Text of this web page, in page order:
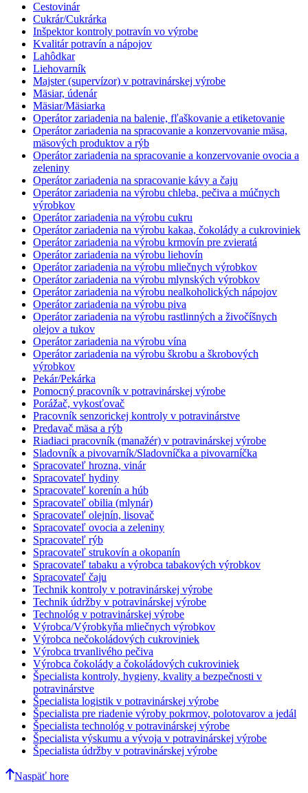
Cestovinár
Cukrár/Cukrárka
Inšpektor kontroly potravín vo výrobe
Kvalitár potravín a nápojov
Lahôdkar
Liehovarník
Majster (supervízor) v potravinárskej výrobe
Mäsiar, údenár
Mäsiar/Mäsiarka
Operátor zariadenia na balenie, fľaškovanie a etiketovanie
Operátor zariadenia na spracovanie a konzervovanie mäsa,
mäsových produktov a rýb
Operátor zariadenia na spracovanie a konzervovanie ovocia a
zeleniny
Operátor zariadenia na spracovanie kávy a čaju
Operátor zariadenia na výrobu chleba, pečiva a múčnych
výrobkov
Operátor zariadenia na výrobu cukru
Operátor zariadenia na výrobu kakaa, čokolády a cukroviniek
Operátor zariadenia na výrobu krmovín pre zvieratá
Operátor zariadenia na výrobu liehovín
Operátor zariadenia na výrobu mliečnych výrobkov
Operátor zariadenia na výrobu mlynských výrobkov
Operátor zariadenia na výrobu nealkoholických nápojov
Operátor zariadenia na výrobu piva
Operátor zariadenia na výrobu rastlinných a živočíšnych
olejov a tukov
Operátor zariadenia na výrobu vína
Operátor zariadenia na výrobu škrobu a škrobových
výrobkov
Pekár/Pekárka
Pomocný pracovník v potravinárskej výrobe
Porážač, vykosťovač
Pracovník senzorickej kontroly v potravinárstve
Predavač mäsa a rýb
Riadiaci pracovník (manažér) v potravinárskej výrobe
Sladovník a pivovarník/Sladovníčka a pivovarníčka
Spracovateľ hrozna, vinár
Spracovateľ hydiny
Spracovateľ korenín a húb
Spracovateľ obilia (mlynár)
Spracovateľ olejnín, lisovač
Spracovateľ ovocia a zeleniny
Spracovateľ rýb
Spracovateľ strukovín a okopanín
Spracovateľ tabaku a výrobca tabakových výrobkov
Spracovateľ čaju
Technik kontroly v potravinárskej výrobe
Technik údržby v potravinárskej výrobe
Technológ v potravinárskej výrobe
Výrobca/Výrobkyňa mliečnych výrobkov
Výrobca nečokoládových cukroviniek
Výrobca trvanlivého pečiva
Výrobca čokolády a čokoládových cukroviniek
Špecialista kontroly, hygieny, kvality a bezpečnosti v
potravinárstve
Špecialista logistik v potravinárskej výrobe
Špecialista pre riadenie výroby pokrmov, polotovarov a jedál
Špecialista technológ v potravinárskej výrobe
Špecialista výskumu a vývoja v potravinárskej výrobe
Špecialista údržby v potravinárskej výrobe
Naspäť hore